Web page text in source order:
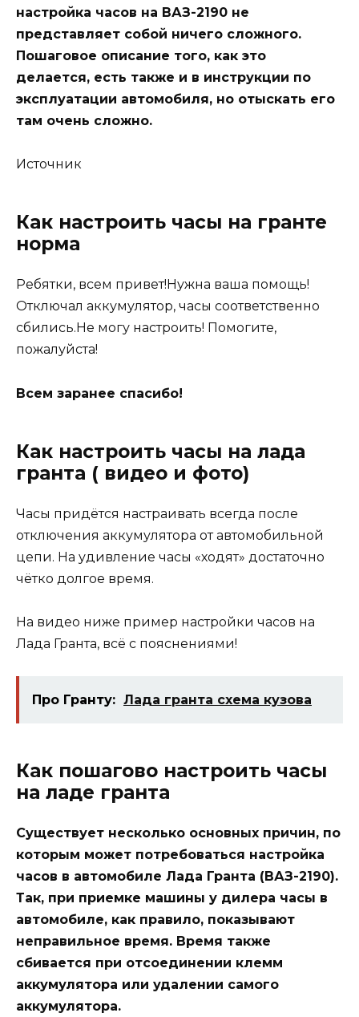
настройка часов на ВАЗ-2190 не
представляет собой ничего сложного.
Пошаговое описание того, как это
делается, есть также и в инструкции по
эксплуатации автомобиля, но отыскать его
там очень сложно.
Источник
Как настроить часы на гранте
норма
Ребятки, всем привет!Нужна ваша помощь!
Отключал аккумулятор, часы соответственно
сбились.Не могу настроить! Помогите,
пожалуйста!
Всем заранее спасибо!
Как настроить часы на лада
гранта ( видео и фото)
Часы придётся настраивать всегда после
отключения аккумулятора от автомобильной
цепи. На удивление часы «ходят» достаточно
чётко долгое время.
На видео ниже пример настройки часов на
Лада Гранта, всё с пояснениями!
Про Гранту: Лада гранта схема кузова
Как пошагово настроить часы
на ладе гранта
Существует несколько основных причин, по
которым может потребоваться настройка
часов в автомобиле Лада Гранта (ВАЗ-2190).
Так, при приемке машины у дилера часы в
автомобиле, как правило, показывают
неправильное время. Время также
сбивается при отсоединении клемм
аккумулятора или удалении самого
аккумулятора.